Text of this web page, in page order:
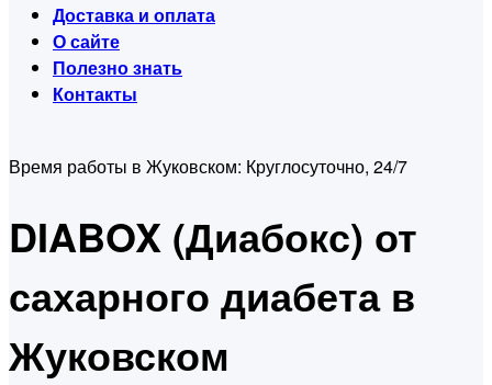
Доставка и оплата
О сайте
Полезно знать
Контакты
Время работы в Жуковском: Круглосуточно, 24/7
DIABOX (Диабокс) от
сахарного диабета в
Жуковском